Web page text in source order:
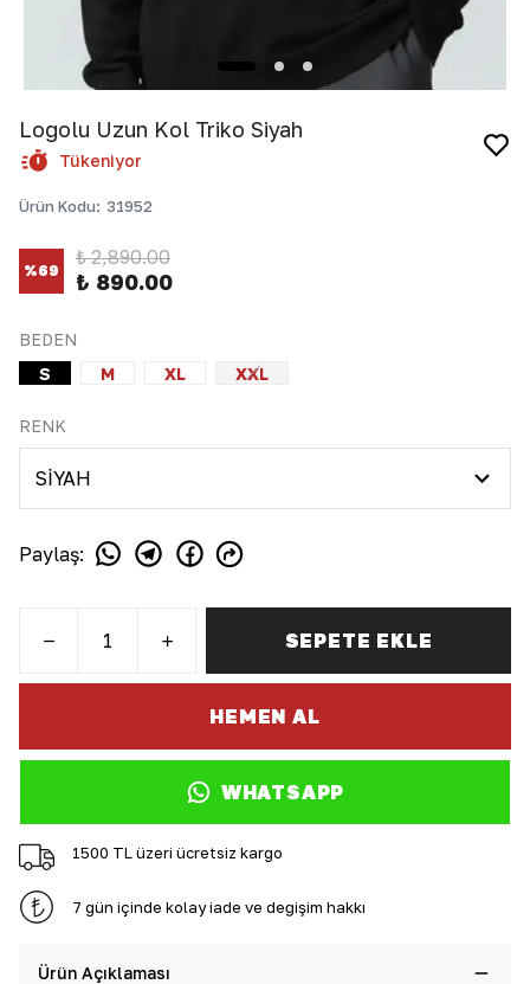
Logolu Uzun Kol Triko Siyah
Tükeniyor
Ürün Kodu: 31952
%69
₺ 2,890.00
₺ 890.00
BEDEN
S
M XL XXL
RENK
Paylaş:
SEPETE EKLE
HEMEN AL
WHATSAPP
1500 TL üzeri ücretsiz kargo
7 gün içinde kolay iade ve değişim hakkı
Ürün Açıklaması